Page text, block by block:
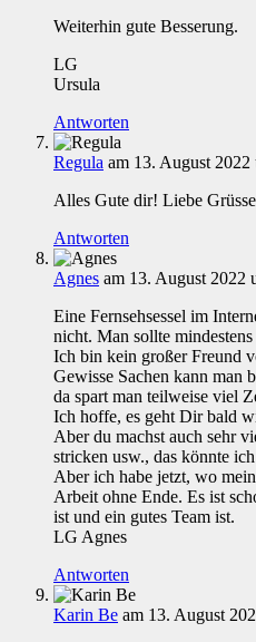
Weiterhin gute Besserung.
LG
Ursula
Antworten
Regula am 13. August 2022
Alles Gute dir! Liebe
Antworten
Agnes am 13. August 2022
Eine Fernsehsessel im
nicht. Man sollte
Ich bin kein großer Freund
Gewisse Sachen kann man
da spart man teilweise viel
Ich hoffe, es geht Dir bald
Aber du machst auch sehr
stricken usw., das könnte
Aber ich habe jetzt, wo
Arbeit ohne Ende. Es ist
ist und ein gutes Team ist.
LG Agnes
Antworten
Karin Be am 13. August